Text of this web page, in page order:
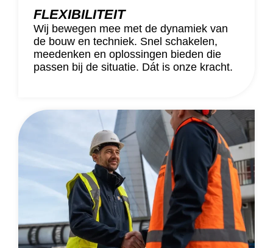
FLEXIBILITEIT
Wij bewegen mee met de dynamiek van
de bouw en techniek. Snel schakelen,
meedenken en oplossingen bieden die
passen bij de situatie. Dát is onze kracht.